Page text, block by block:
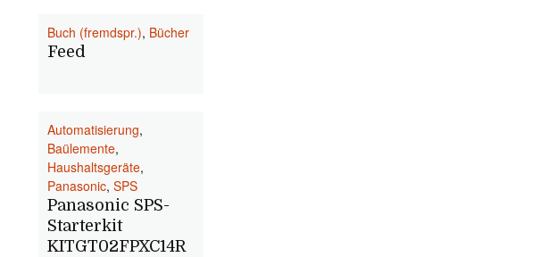
Buch (fremdspr.), Bücher
Feed
Automatisierung,
Baülemente,
Haushaltsgeräte,
Panasonic, SPS
Panasonic SPS-
Starterkit
KITGT02FPXC14R